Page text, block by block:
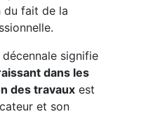
du fait de la
signifie
dans les
des travaux est
et son